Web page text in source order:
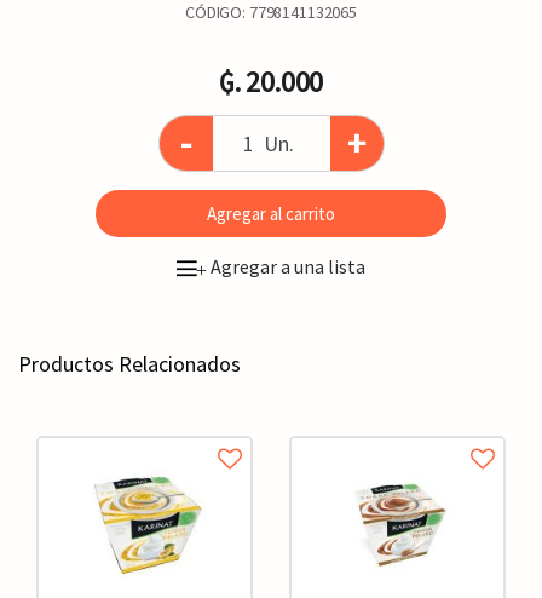
CÓDIGO: 7798141132065
₲. 20.000
- Un. +
Agregar al carrito
+Agregar a una lista
Productos Relacionados